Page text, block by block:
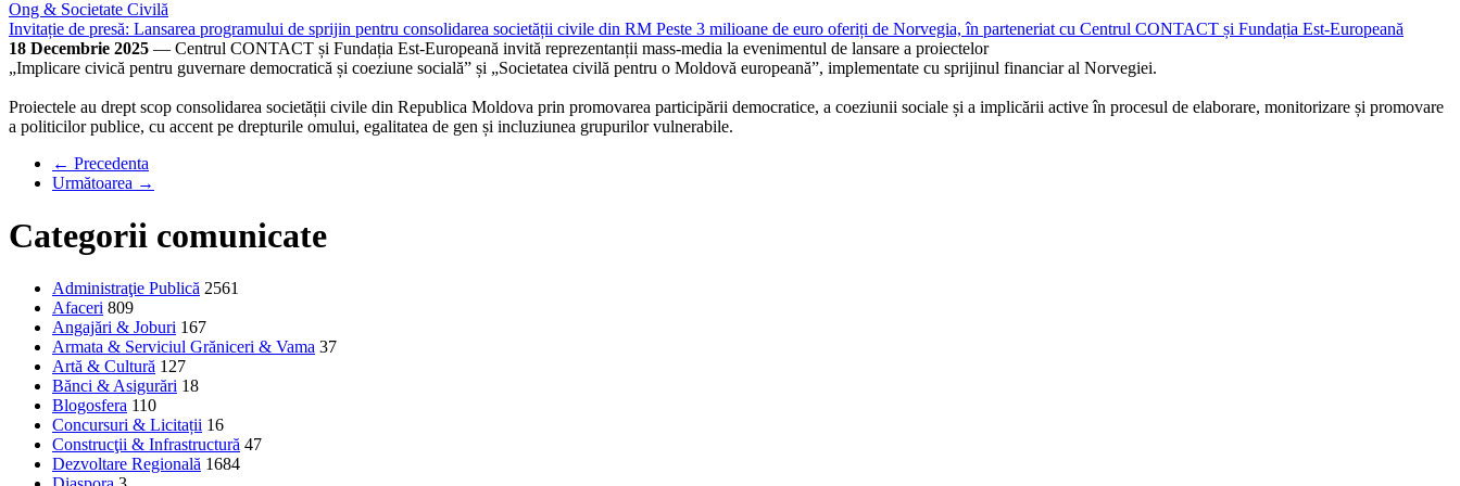
Ong & Societate Civilă
Invitație de presă: Lansarea programului de sprijin pentru consolidarea societății civile din RM Peste 3 milioane de euro oferiți de Norvegia, în parteneriat cu Centrul CONTACT și Fundația Est-Europeană
18 Decembrie 2025 — Centrul CONTACT și Fundația Est-Europeană invită reprezentanții mass-media la evenimentul de lansare a proiectelor
„Implicare civică pentru guvernare democratică și coeziune socială” și „Societatea civilă pentru o Moldovă europeană”, implementate cu sprijinul financiar al Norvegiei.
Proiectele au drept scop consolidarea societății civile din Republica Moldova prin promovarea participării democratice, a coeziunii sociale și a implicării active în procesul de elaborare, monitorizare și promovare
a politicilor publice, cu accent pe drepturile omului, egalitatea de gen și incluziunea grupurilor vulnerabile.
← Precedenta
Următoarea →
Categorii comunicate
Administraţie Publică 2561
Afaceri 809
Angajări & Joburi 167
Armata & Serviciul Grăniceri & Vama 37
Artă & Cultură 127
Bănci & Asigurări 18
Blogosfera 110
Concursuri & Licitații 16
Construcţii & Infrastructură 47
Dezvoltare Regională 1684